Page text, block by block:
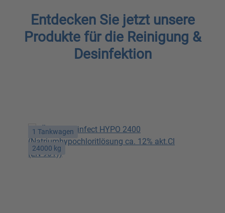
Entdecken Sie jetzt unsere
Produkte für die Reinigung &
Desinfektion
1 Tankwagen
24000 kg